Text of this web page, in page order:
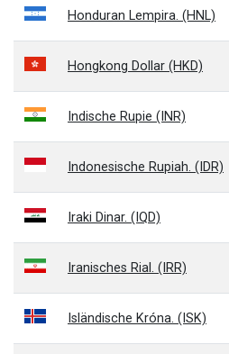
Honduran Lempira. (HNL)
Hongkong Dollar (HKD)
Indische Rupie (INR)
Indonesische Rupiah. (IDR)
Iraki Dinar. (IQD)
Iranisches Rial. (IRR)
Isländische Króna. (ISK)